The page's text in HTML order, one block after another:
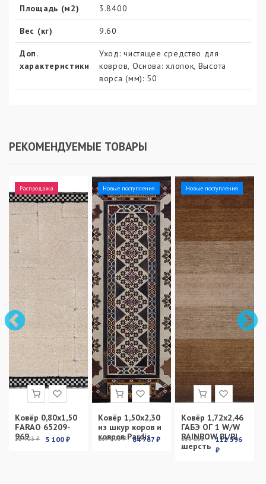
Площадь (м2) 3.8400
Вес (кг) 9.60
Доп.
характеристики
Уход: чистящее средство для
ковров, Основа: хлопок, Высота
ворса (мм): 50
РЕКОМЕНДУЕМЫЕ ТОВАРЫ
Распродажа
Ковёр 0,80х1,50
FARAO 65209-
969
13 403 ₽ 5 100 ₽
Новые поступления
Ковёр 1,50х2,30
из шкур коров и
ковров Pardis
269 100 ₽ 84 767 ₽
Новые поступления
Ковёр 1,72х2,46
ГАБЭ ОГ 1 W/W
RAINBOW BI/BI
шерсть
213 251
₽
112 596
₽